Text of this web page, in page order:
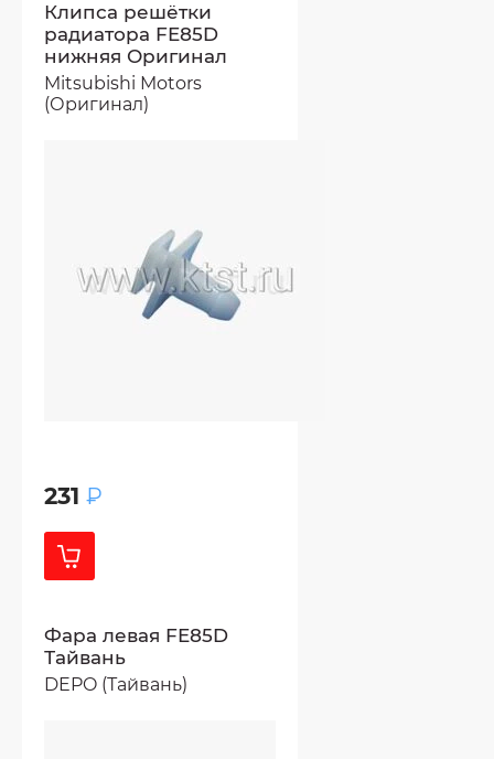
Клипса решётки
радиатора FE85D
нижняя Оригинал
Mitsubishi Motors
(Оригинал)
231 ₽
Фара левая FE85D
Тайвань
DEPO (Тайвань)